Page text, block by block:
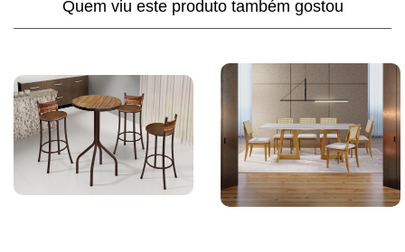
Quem viu este produto também gostou